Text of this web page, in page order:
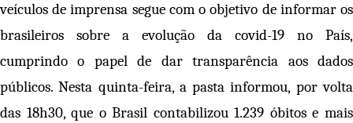
veículos de imprensa segue com o objetivo de informar os
brasileiros sobre a evolução da covid-19 no País,
cumprindo o papel de dar transparência aos dados
públicos. Nesta quinta-feira, a pasta informou, por volta
das 18h30, que o Brasil contabilizou 1.239 óbitos e mais